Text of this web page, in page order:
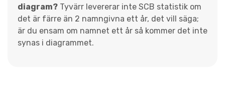
diagram? Tyvärr levererar inte SCB statistik om
det är färre än 2 namngivna ett år, det vill säga;
är du ensam om namnet ett år så kommer det inte
synas i diagrammet.